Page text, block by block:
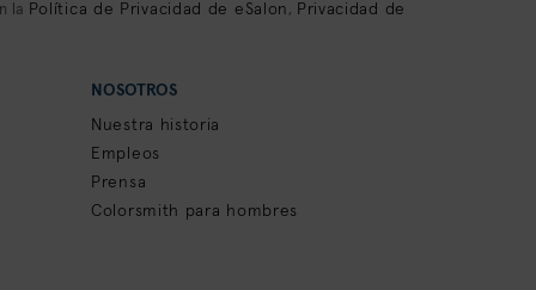
la Política de Privacidad de eSalon , Privacidad de
NOSOTROS
Nuestra historia
Empleos
Prensa
Colorsmith para hombres